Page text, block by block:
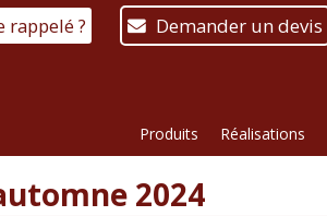
rappelé ? Demander un devis
Produits Réalisations
2024